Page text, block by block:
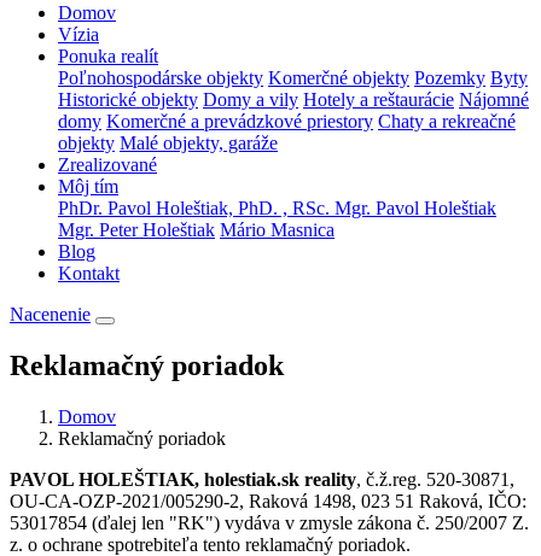
Domov
Vízia
Ponuka realít
Poľnohospodárske objekty Komerčné objekty Pozemky Byty
Historické objekty Domy a vily Hotely a reštaurácie Nájomné
domy Komerčné a prevádzkové priestory Chaty a rekreačné
objekty Malé objekty, garáže
Zrealizované
Môj tím
PhDr. Pavol Holeštiak, PhD. , RSc. Mgr. Pavol Holeštiak
Mgr. Peter Holeštiak Mário Masnica
Blog
Kontakt
Nacenenie
Reklamačný poriadok
Domov
Reklamačný poriadok
PAVOL HOLEŠTIAK, holestiak.sk reality, č.ž.reg. 520-30871,
OU-CA-OZP-2021/005290-2, Raková 1498, 023 51 Raková, IČO:
53017854 (ďalej len "RK") vydáva v zmysle zákona č. 250/2007 Z.
z. o ochrane spotrebiteľa tento reklamačný poriadok.